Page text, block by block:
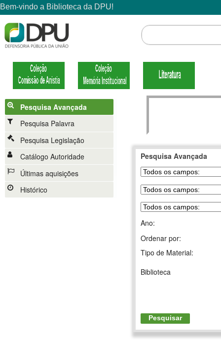
Pesquisa Avançada
Pesquisa Palavra
Pesquisa Legislação
Catálogo Autoridade
Últimas aquisições
Histórico
Pesquisa Avançada
Ano:
Ordenar por:
Tipo de Material:
Biblioteca
Pesquisar